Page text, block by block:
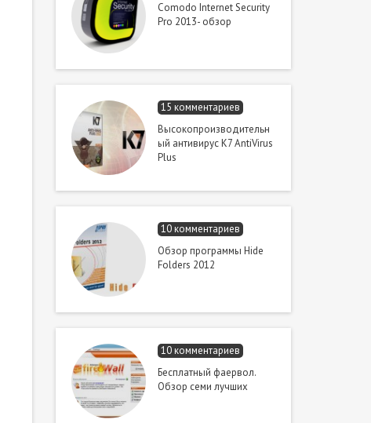
Comodo Internet Security
Pro 2013- обзор
15 комментариев
Высокопроизводительн
ый антивирус K7 AntiVirus
Plus
10 комментариев
Обзор программы Hide
Folders 2012
10 комментариев
Бесплатный фаервол.
Обзор семи лучших